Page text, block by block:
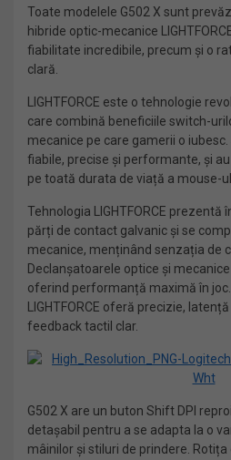
Toate modelele G502 X sunt
hibride optic-mecanice
fiabilitate incredibile, precum și o
clară.
LIGHTFORCE este o tehnologie
care combină beneficiile switch-
mecanice pe care gamerii o
fiabile, precise și performante, și
pe toată durata de viață a mouse-
Tehnologia LIGHTFORCE
părți de contact galvanic și se
mecanice, menținând senzația de
Declanșatoarele optice și
oferind performanță maximă în
LIGHTFORCE oferă precizie,
feedback tactil clar.
G502 X are un buton Shift DPI
detașabil pentru a se adapta la o
mâinilor și stiluri de prindere.